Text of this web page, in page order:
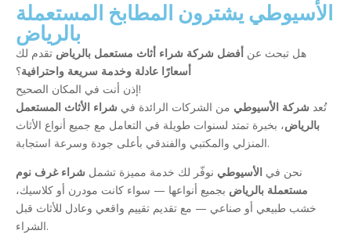
الأسيوطي يشترون المطابخ المستعملة
بالرياض
هل تبحث عن أفضل شركة شراء أثاث مستعمل بالرياض تقدم لك
أسعارًا عادلة وخدمة سريعة واحترافية؟
إذن أنت في المكان الصحيح!
تُعد شركة الأسيوطي من الشركات الرائدة في شراء الأثاث المستعمل
بالرياض، بخبرة تمتد لسنوات طويلة في التعامل مع جميع أنواع الأثاث
المنزلي والمكتبي والفندقي بأعلى جودة وسرعة استجابة.
نحن في الأسيوطي نوفّر لك خدمة مميزة تشمل شراء غرف نوم
مستعملة بالرياض بجميع أنواعها — سواء كانت مودرن أو كلاسيك،
خشب طبيعي أو صناعي — مع تقديم تقييم واقعي وعادل للأثاث قبل
الشراء.